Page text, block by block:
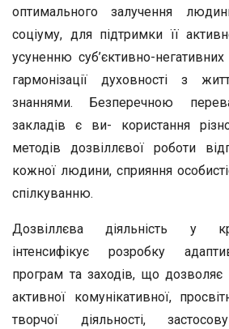
оптимального залучення
соціуму, для підтримки її
усуненню суб’єктивно-
гармонізації духовності з
знаннями. Безперечною
закладів є ви- користання
методів дозвіллєвої роботи
кожної людини, сприяння
спілкуванню.
Дозвіллєва діяльність у
інтенсифікує розробку
програм та заходів, що
активної комунікативної,
творчої діяльності,